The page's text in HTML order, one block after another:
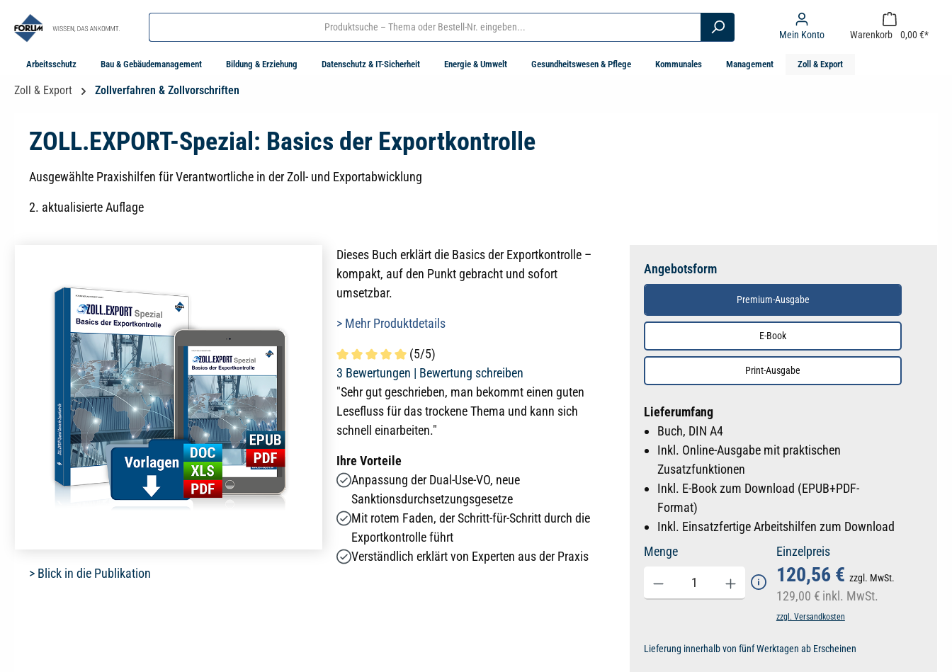
Zur Hauptnavigation springen
Mein Konto Warenkorb 0,00 €*
Arbeitsschutz Bau & Gebäudemanagement Bildung & Erziehung Datenschutz & IT-Sicherheit Energie & Umwelt Gesundheitswesen & Pflege Kommunales Management Zoll & Export
Zoll & Export Zollverfahren & Zollvorschriften
ZOLL.EXPORT-Spezial: Basics der Exportkontrolle
Ausgewählte Praxishilfen für Verantwortliche in der Zoll- und Exportabwicklung
2. aktualisierte Auflage
> Blick in die Publikation
Dieses Buch erklärt die Basics der Exportkontrolle –
kompakt, auf den Punkt gebracht und sofort
umsetzbar.
> Mehr Produktdetails
Durchschnittliche Bewertung von 5 von 5 Sternen
(5/5)
3 Bewertungen | Bewertung schreiben
"Sehr gut geschrieben, man bekommt einen guten
Lesefluss für das trockene Thema und kann sich
schnell einarbeiten."
Ihre Vorteile
Anpassung der Dual-Use-VO, neue
Sanktionsdurchsetzungsgesetze
Mit rotem Faden, der Schritt-für-Schritt durch die
Exportkontrolle führt
Verständlich erklärt von Experten aus der Praxis
Angebotsform
Premium-Ausgabe
E-Book
Print-Ausgabe
Lieferumfang
Buch, DIN A4
Inkl. Online-Ausgabe mit praktischen
Zusatzfunktionen
Inkl. E-Book zum Download (EPUB+PDF-
Format)
Inkl. Einsatzfertige Arbeitshilfen zum Download
Menge
Einzelpreis
120,56 € zzgl. MwSt.
129,00 € inkl. MwSt.
zzgl. Versandkosten
Lieferung innerhalb von fünf Werktagen ab Erscheinen